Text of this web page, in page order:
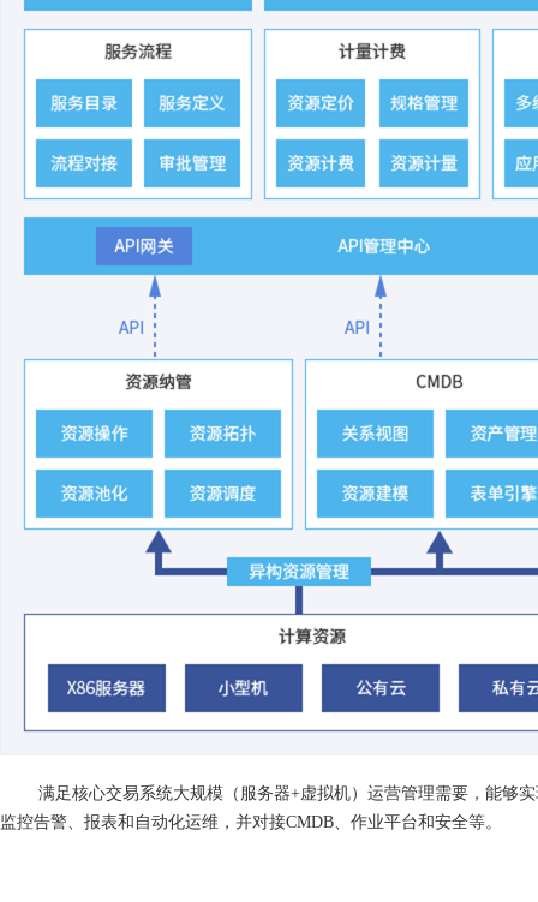
满足核心交易系统大规模（服务器+虚拟机）运营管理需要，能够
监控告警、报表和自动化运维，并对接CMDB、作业平台和安全等。